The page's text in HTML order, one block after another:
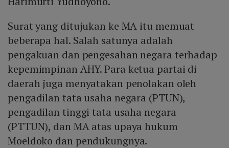
Surat yang ditujukan ke MA itu memuat
beberapa hal. Salah satunya adalah
pengakuan dan pengesahan negara terhadap
kepemimpinan AHY. Para ketua partai di
daerah juga menyatakan penolakan oleh
pengadilan tata usaha negara (PTUN),
pengadilan tinggi tata usaha negara
(PTTUN), dan MA atas upaya hukum
Moeldoko dan pendukungnya.